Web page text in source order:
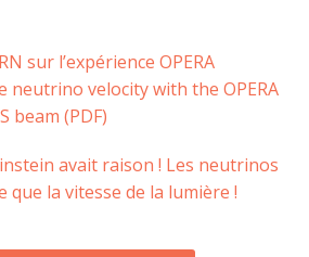
sur l’expérience OPERA
neutrino velocity with the OPERA
beam (PDF)
avait raison ! Les neutrinos
que la vitesse de la lumière !